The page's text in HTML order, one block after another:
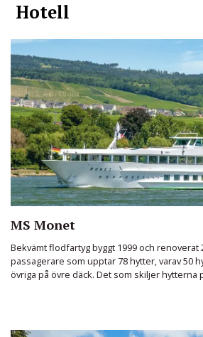
Hotell
MS Monet
Bekvämt flodfartyg byggt 1999 och renoverat
passagerare som upptar 78 hytter, varav 50
övriga på övre däck. Det som skiljer hytterna